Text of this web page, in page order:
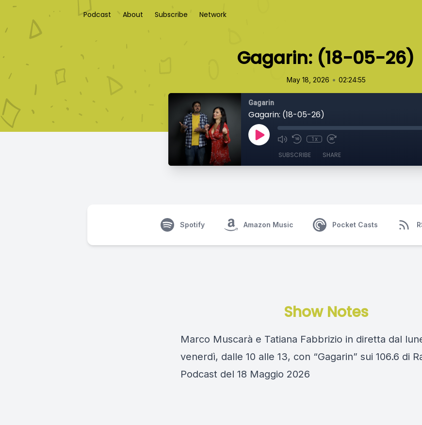
Podcast About Subscribe Network
Gagarin: (18-05-26)
May 18, 2026 • 02:24:55
Gagarin
Gagarin: (18-05-26)
1x
SUBSCRIBE SHARE
Spotify Amazon Music Pocket Casts
Show Notes
Marco Muscarà e Tatiana Fabbrizio in diretta dal
venerdì, dalle 10 alle 13, con “Gagarin” sui 106.6 di
Podcast del 18 Maggio 2026